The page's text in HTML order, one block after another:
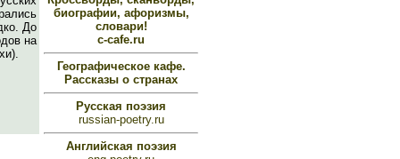
До
на
биографии, афоризмы,
словари!
c-cafe.ru
Географическое кафе.
Рассказы о странах
Русская поэзия
russian-poetry.ru
Английская поэзия